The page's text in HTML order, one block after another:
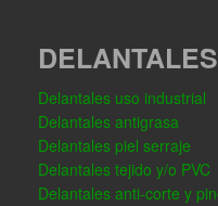
DELANTALES
Delantales uso industrial
Delantales antigrasa
Delantales piel serraje
Delantales tejido y/o PVC
Delantales anti-corte y